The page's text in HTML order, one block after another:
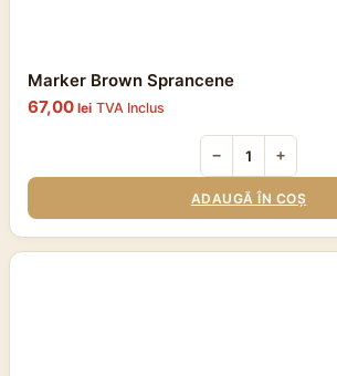
Marker Brown Sprancene
67,00 lei TVA Inclus
− +
ADAUGĂ ÎN COȘ